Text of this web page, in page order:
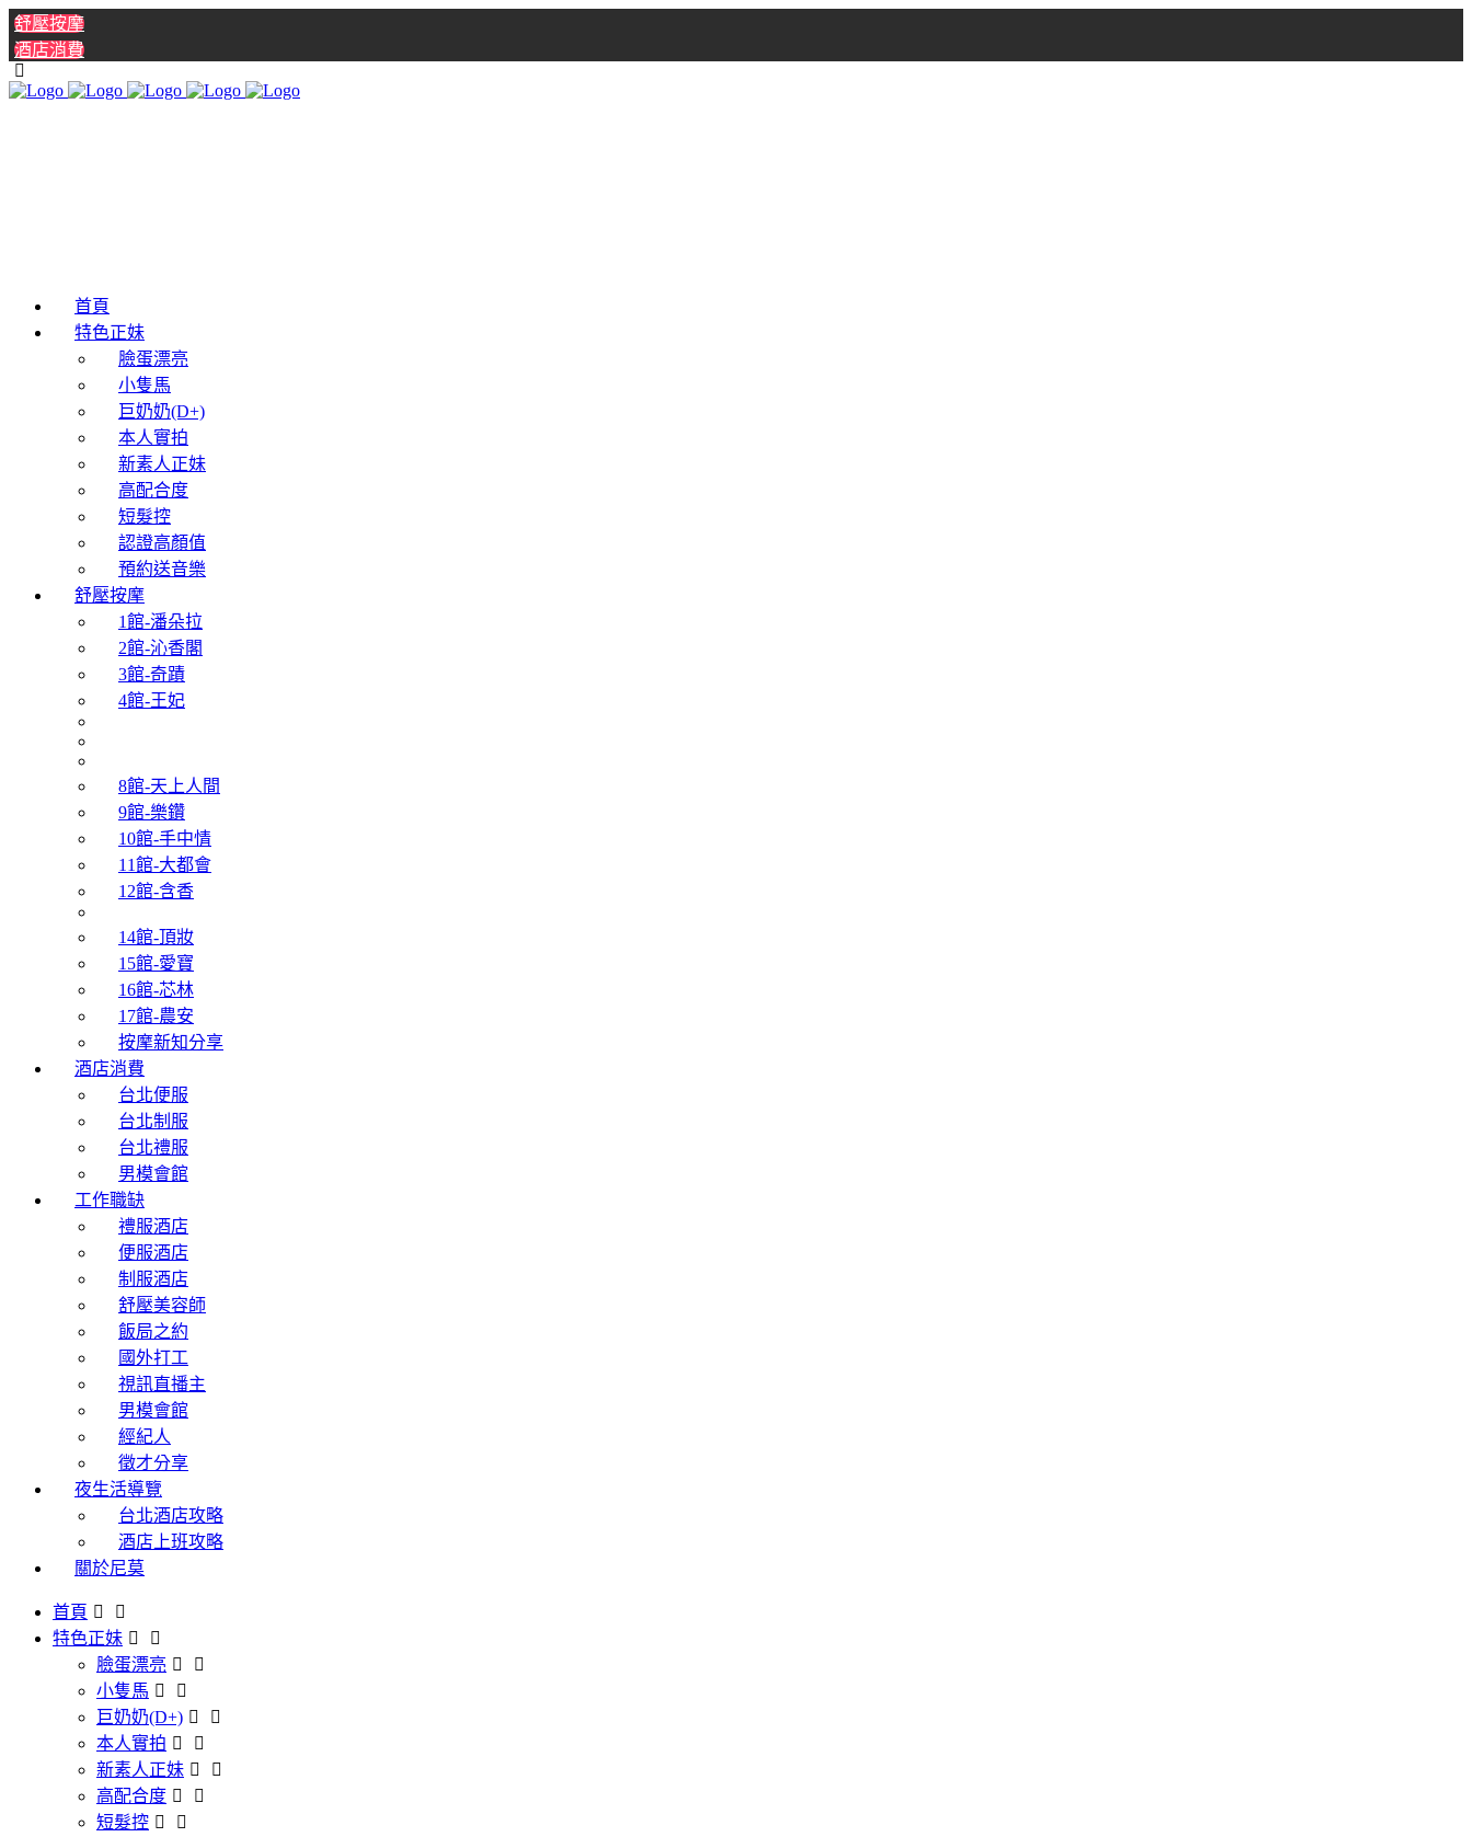
舒壓按摩
酒店消費
首頁
特色正妹
臉蛋漂亮
小隻馬
巨奶奶(D+)
本人實拍
新素人正妹
高配合度
短髮控
認證高顏值
預約送音樂
舒壓按摩
1館-潘朵拉
2館-沁香閣
3館-奇蹟
4館-王妃
8館-天上人間
9館-樂鑽
10館-手中情
11館-大都會
12館-含香
14館-頂妝
15館-愛寶
16館-芯林
17館-農安
按摩新知分享
酒店消費
台北便服
台北制服
台北禮服
男模會館
工作職缺
禮服酒店
便服酒店
制服酒店
舒壓美容師
飯局之約
國外打工
視訊直播主
男模會館
經紀人
徵才分享
夜生活導覽
台北酒店攻略
酒店上班攻略
關於尼莫
首頁
特色正妹
臉蛋漂亮
小隻馬
巨奶奶(D+)
本人實拍
新素人正妹
高配合度
短髮控